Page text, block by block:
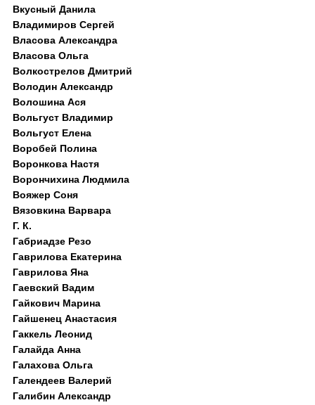
Вкусный Данила
Владимиров Сергей
Власова Александра
Власова Ольга
Волкострелов Дмитрий
Володин Александр
Волошина Ася
Вольгуст Владимир
Вольгуст Елена
Воробей Полина
Воронкова Настя
Ворончихина Людмила
Вояжер Соня
Вязовкина Варвара
Г. К.
Габриадзе Резо
Гаврилова Екатерина
Гаврилова Яна
Гаевский Вадим
Гайкович Марина
Гайшенец Анастасия
Гаккель Леонид
Галайда Анна
Галахова Ольга
Галендеев Валерий
Галибин Александр